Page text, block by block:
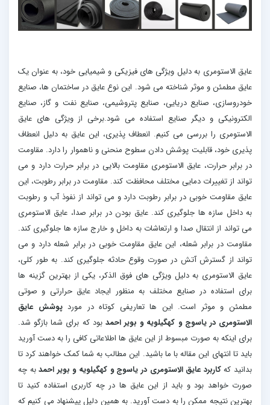
عایق الاستومری به دلیل ویژگی های فیزیکی و شیمیایی خود، به عنوان یک
عایق مطمئن و موثر شناخته می شود. این نوع عایق در ساختمان ها، صنایع
خودروسازی، صنایع دریایی، صنایع پتروشیمی، صنایع نفت و گاز، صنایع
الکترونیکی و دیگر صنایع استفاده می شود.برخی از ویژگی های عایق
الاستومری را بررسی می کنیم. انعطاف پذیری، این عایق به دلیل انعطاف
پذیری خود، قابلیت پوشش دادن سطوح منحنی و ناهموار را دارد. مقاومت
در برابر حرارت، عایق الاستومری مقاومت بالایی در برابر حرارت دارد و می
تواند از تغییرات دمایی مختلف محافظت کند. مقاومت در برابر رطوبت، این
عایق مقاومت خوبی در برابر رطوبت دارد و می تواند از نفوذ آب و رطوبت
به داخل سازه ها جلوگیری کند. عایق بودن در برابر صدا، عایق الاستومری
می تواند از انتقال صدا و ارتعاشات به داخل و خارج سازه ها جلوگیری کند.
مقاومت در برابر شعله، این عایق مقاومت خوبی در برابر شعله دارد و می
تواند از گسترش آتش در صورت وقوع حادثه جلوگیری کند. به طور کلی،
عایق الاستومری به دلیل ویژگی های فوق الذکر، یکی از بهترین گزینه ها
برای استفاده در صنایع مختلف به منظور ایجاد عایق حرارتی و صوتی
مطمئن و موثر است. این ها تعاریفی کوتاه در موردپوشش عایق
الاستومری در یاسوج و کهگیلویه و بویر احمد بود که برای شما بازگو شد.
برای اینکه به صورت مبسوط از این عایق ها اطلاعاتی کافی را به دست آورید
باید تا انتهای این مقاله با ما باشید. این مطالب به شما کمک خواهند کرد تا
بدانید کهکاربرد عایق الاستومری در یاسوج و کهگیلویه و بویر احمدبه چه
صورت خواهد بود و باید از این عایق ها در چه کاربری استفاده کنید تا
بهترین نتیجه ممکن را به دست آورید. به همین دلیل پیشنهاد می کنیم که